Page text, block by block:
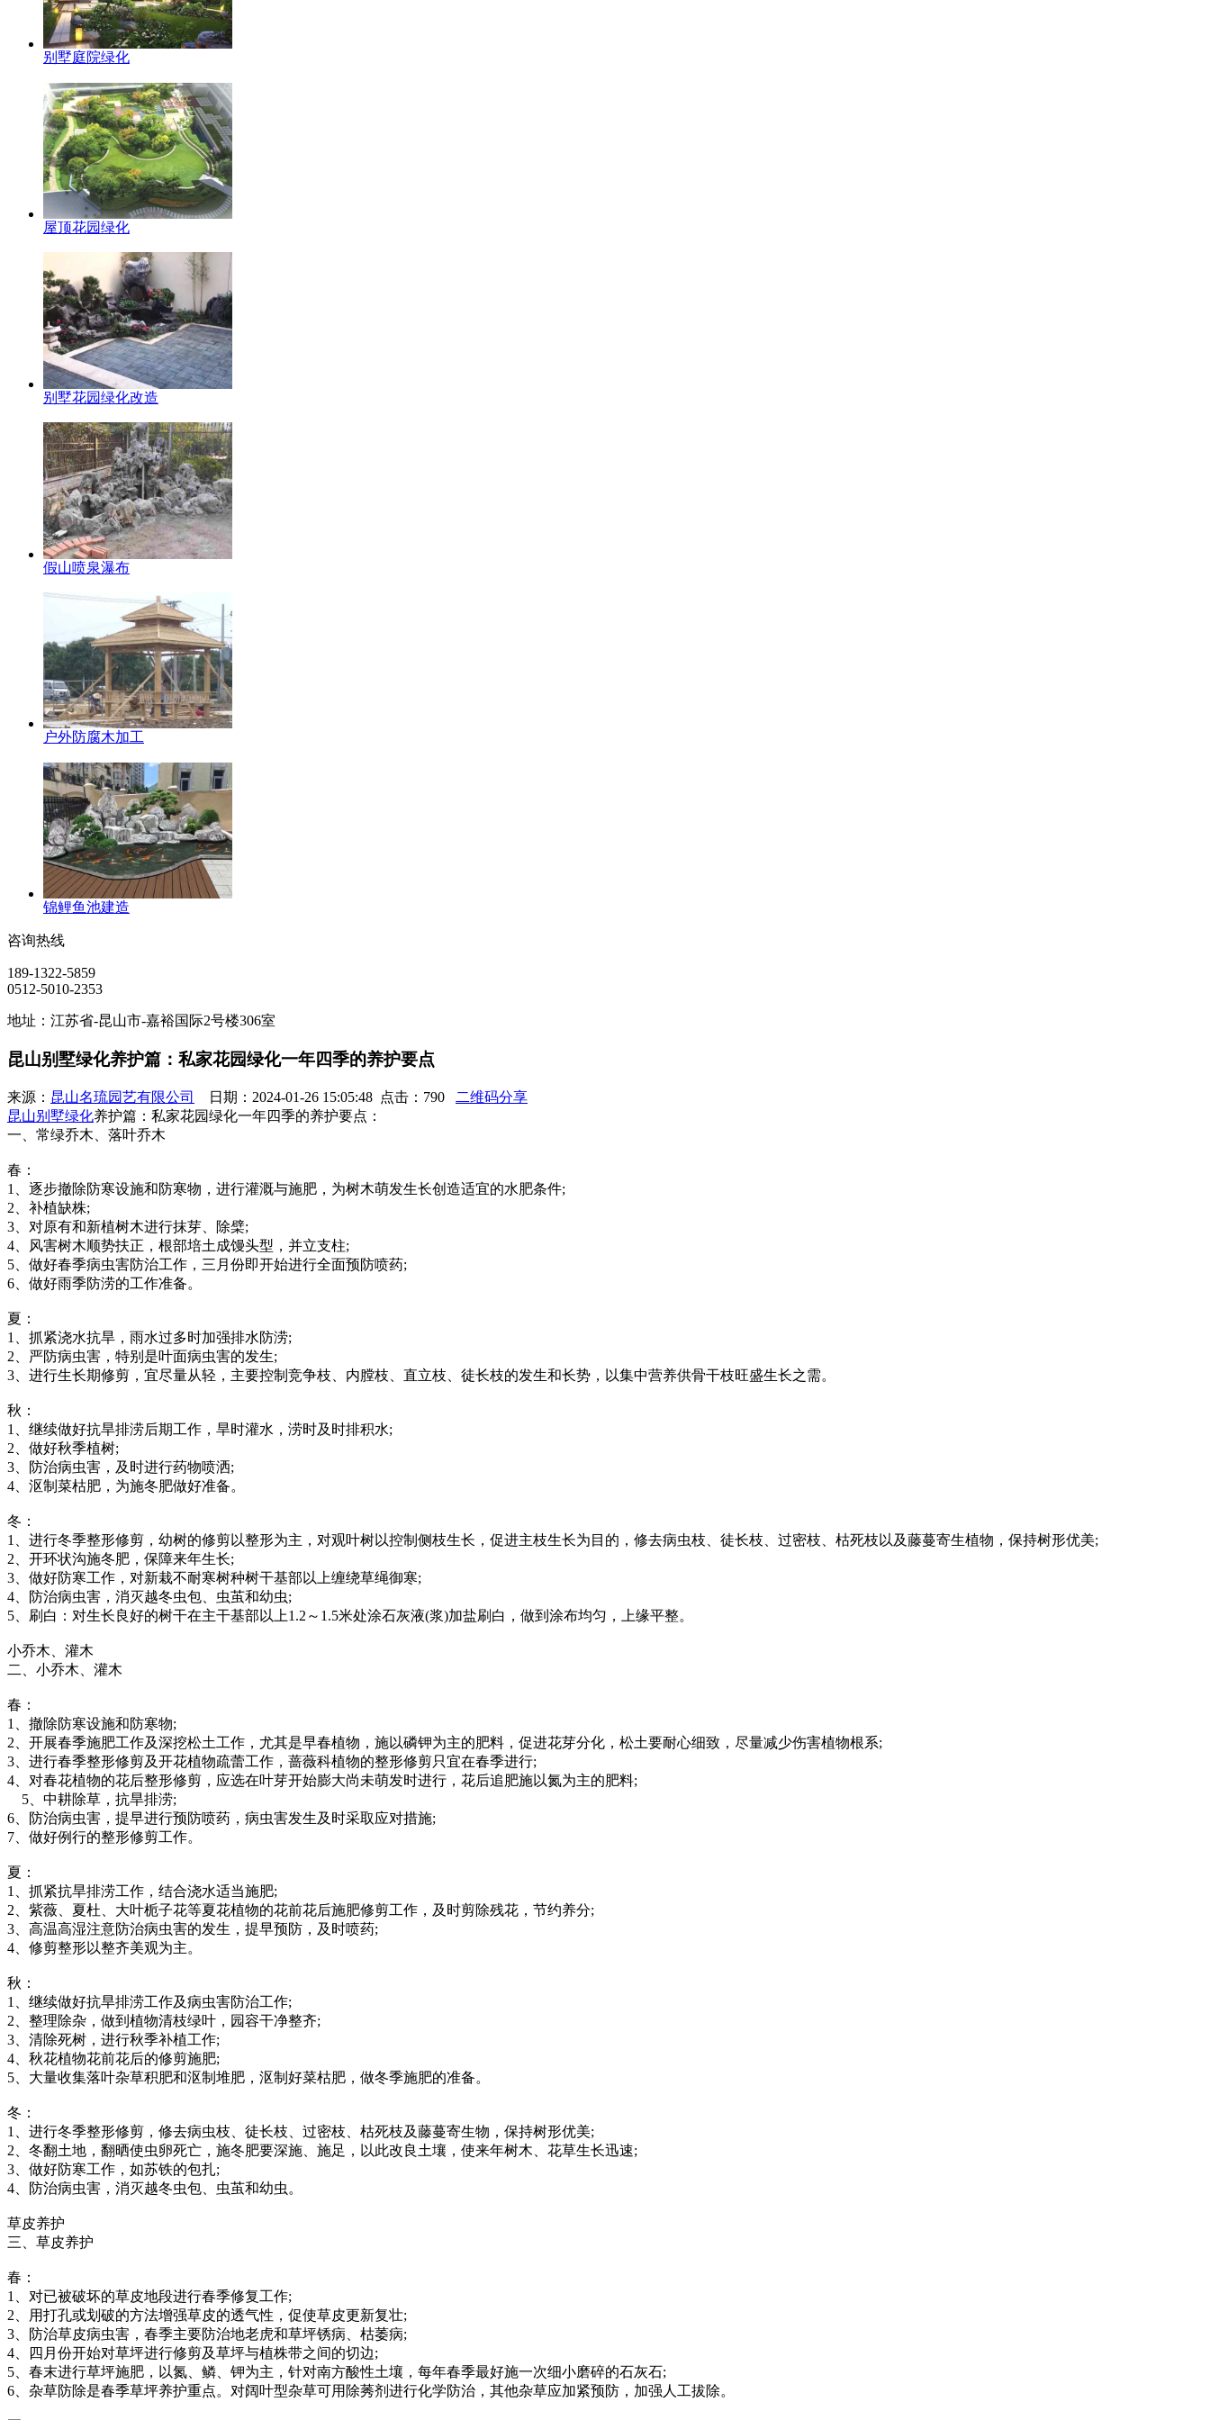
别墅庭院绿化
屋顶花园绿化
别墅花园绿化改造
假山喷泉瀑布
户外防腐木加工
锦鲤鱼池建造
咨询热线
189-1322-5859
0512-5010-2353
地址：江苏省-昆山市-嘉裕国际2号楼306室
昆山别墅绿化养护篇：私家花园绿化一年四季的养护要点
来源： 昆山名琉园艺有限公司 日期：2024-01-26 15:05:48 点击： 790
二维码分享
昆山别墅绿化养护篇：私家花园绿化一年四季的养护要点：
一、常绿乔木、落叶乔木
春：
1、逐步撤除防寒设施和防寒物，进行灌溉与施肥，为树木萌发生长创造适宜的水肥条件;
2、补植缺株;
3、对原有和新植树木进行抹芽、除檗;
4、风害树木顺势扶正，根部培土成馒头型，并立支柱;
5、做好春季病虫害防治工作，三月份即开始进行全面预防喷药;
6、做好雨季防涝的工作准备。
夏：
1、抓紧浇水抗旱，雨水过多时加强排水防涝;
2、严防病虫害，特别是叶面病虫害的发生;
3、进行生长期修剪，宜尽量从轻，主要控制竞争枝、内膛枝、直立枝、徒长枝的发生和长势，以集中营养供骨干枝旺盛生长之需。
秋：
1、继续做好抗旱排涝后期工作，旱时灌水，涝时及时排积水;
2、做好秋季植树;
3、防治病虫害，及时进行药物喷洒;
4、沤制菜枯肥，为施冬肥做好准备。
冬：
1、进行冬季整形修剪，幼树的修剪以整形为主，对观叶树以控制侧枝生长，促进主枝生长为目的，修去病虫枝、徒长枝、过密枝、枯死枝以及藤蔓寄生植物，保持树形优美;
2、开环状沟施冬肥，保障来年生长;
3、做好防寒工作，对新栽不耐寒树种树干基部以上缠绕草绳御寒;
4、防治病虫害，消灭越冬虫包、虫茧和幼虫;
5、刷白：对生长良好的树干在主干基部以上1.2～1.5米处涂石灰液(浆)加盐刷白，做到涂布均匀，上缘平整。
小乔木、灌木
二、小乔木、灌木
春：
1、撤除防寒设施和防寒物;
2、开展春季施肥工作及深挖松土工作，尤其是早春植物，施以磷钾为主的肥料，促进花芽分化，松土要耐心细致，尽量减少伤害植物根系;
3、进行春季整形修剪及开花植物疏蕾工作，蔷薇科植物的整形修剪只宜在春季进行;
4、对春花植物的花后整形修剪，应选在叶芽开始膨大尚未萌发时进行，花后追肥施以氮为主的肥料;
5、中耕除草，抗旱排涝;
6、防治病虫害，提早进行预防喷药，病虫害发生及时采取应对措施;
7、做好例行的整形修剪工作。
夏：
1、抓紧抗旱排涝工作，结合浇水适当施肥;
2、紫薇、夏杜、大叶栀子花等夏花植物的花前花后施肥修剪工作，及时剪除残花，节约养分;
3、高温高湿注意防治病虫害的发生，提早预防，及时喷药;
4、修剪整形以整齐美观为主。
秋：
1、继续做好抗旱排涝工作及病虫害防治工作;
2、整理除杂，做到植物清枝绿叶，园容干净整齐;
3、清除死树，进行秋季补植工作;
4、秋花植物花前花后的修剪施肥;
5、大量收集落叶杂草积肥和沤制堆肥，沤制好菜枯肥，做冬季施肥的准备。
冬：
1、进行冬季整形修剪，修去病虫枝、徒长枝、过密枝、枯死枝及藤蔓寄生物，保持树形优美;
2、冬翻土地，翻晒使虫卵死亡，施冬肥要深施、施足，以此改良土壤，使来年树木、花草生长迅速;
3、做好防寒工作，如苏铁的包扎;
4、防治病虫害，消灭越冬虫包、虫茧和幼虫。
草皮养护
三、草皮养护
春：
1、对已被破坏的草皮地段进行春季修复工作;
2、用打孔或划破的方法增强草皮的透气性，促使草皮更新复壮;
3、防治草皮病虫害，春季主要防治地老虎和草坪锈病、枯萎病;
4、四月份开始对草坪进行修剪及草坪与植株带之间的切边;
5、春末进行草坪施肥，以氮、鳞、钾为主，针对南方酸性土壤，每年春季最好施一次细小磨碎的石灰石;
6、杂草防除是春季草坪养护重点。对阔叶型杂草可用除莠剂进行化学防治，其他杂草应加紧预防，加强人工拔除。